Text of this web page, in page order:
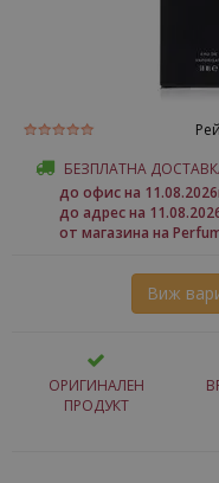
БЕЗПЛАТНА
до офис на
до адрес на
от магазина на
Виж
ОРИГИНАЛЕН
ПРОДУКТ